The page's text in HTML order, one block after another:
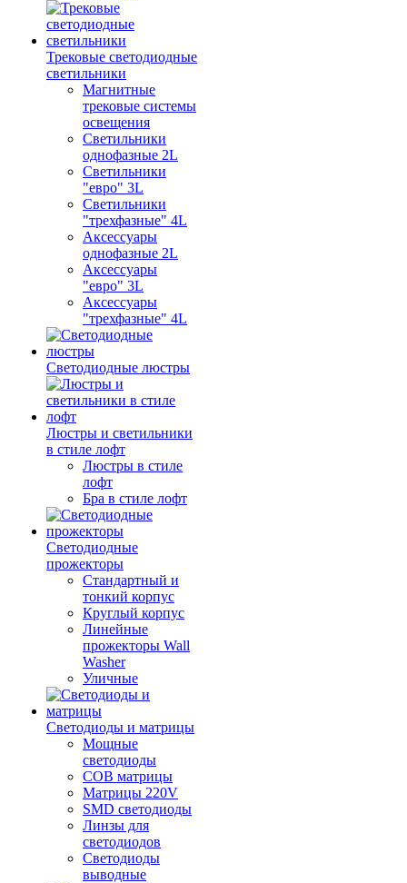
Трековые светодиодные
светильники
Магнитные
трековые системы
освещения
Светильники
однофазные 2L
Светильники
"евро" 3L
Светильники
"трехфазные" 4L
Аксессуары
однофазные 2L
Аксессуары
"евро" 3L
Аксессуары
"трехфазные" 4L
Светодиодные люстры
Люстры и светильники
в стиле лофт
Люстры в стиле
лофт
Бра в стиле лофт
Светодиодные
прожекторы
Стандартный и
тонкий корпус
Круглый корпус
Линейные
прожекторы Wall
Washer
Уличные
Светодиоды и матрицы
Мощные
светодиоды
COB матрицы
Матрицы 220V
SMD светодиоды
Линзы для
светодиодов
Светодиоды
выводные